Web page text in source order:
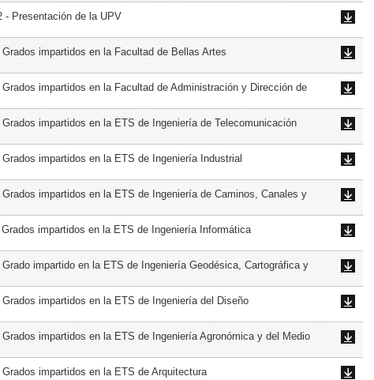
- Presentación de la UPV
impartidos en la Facultad de Bellas Artes
Grados impartidos en la Facultad de Administración y Dirección de
impartidos en la ETS de Ingeniería de Telecomunicación
impartidos en la ETS de Ingeniería Industrial
Grados impartidos en la ETS de Ingeniería de Caminos, Canales y
impartidos en la ETS de Ingeniería Informática
impartido en la ETS de Ingeniería Geodésica, Cartográfica y
impartidos en la ETS de Ingeniería del Diseño
impartidos en la ETS de Ingeniería Agronómica y del Medio
impartidos en la ETS de Arquitectura